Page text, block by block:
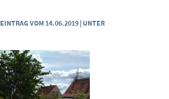
EINTRAG VOM 14.06.2019 | UNTER